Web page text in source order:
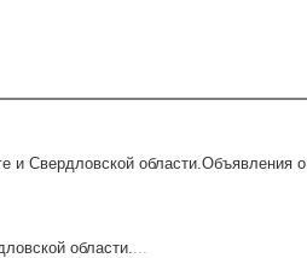
и Свердловской области.Объявления о
области.